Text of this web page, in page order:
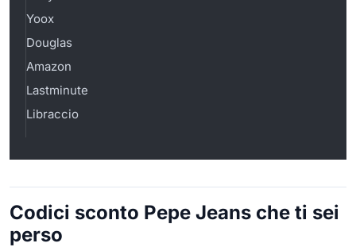
Yoox
Douglas
Amazon
Lastminute
Libraccio
Codici sconto Pepe Jeans che ti sei
perso